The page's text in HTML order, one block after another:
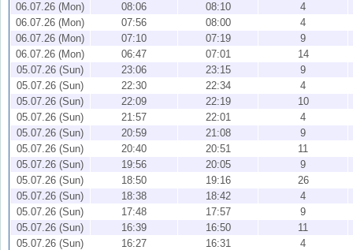
06.07.26 (Mon)
08:06 08:10
4
06.07.26 (Mon)
07:56 08:00
4
06.07.26 (Mon)
07:10 07:19
9
06.07.26 (Mon)
06:47 07:01
14
05.07.26 (Sun)
23:06 23:15
9
05.07.26 (Sun)
22:30 22:34
4
05.07.26 (Sun)
22:09 22:19
10
05.07.26 (Sun)
21:57 22:01
4
05.07.26 (Sun)
20:59 21:08
9
05.07.26 (Sun)
20:40 20:51
11
05.07.26 (Sun)
19:56 20:05
9
05.07.26 (Sun)
18:50 19:16
26
05.07.26 (Sun)
18:38 18:42
4
05.07.26 (Sun)
17:48 17:57
9
05.07.26 (Sun)
16:39 16:50
11
05.07.26 (Sun)
16:27 16:31
4